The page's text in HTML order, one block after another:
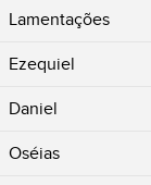
Lamentações
Ezequiel
Daniel
Oséias